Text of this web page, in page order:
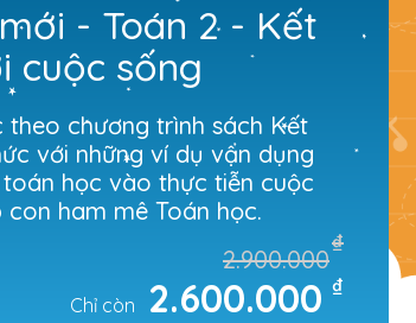
- Toán 2 - Kết
cuộc sống
theo chương trình sách Kết
với những ví dụ vận dụng
học vào thực tiễn cuộc
con ham mê Toán học.
2.900.000
₫
Chỉ còn 2.600.000 ₫